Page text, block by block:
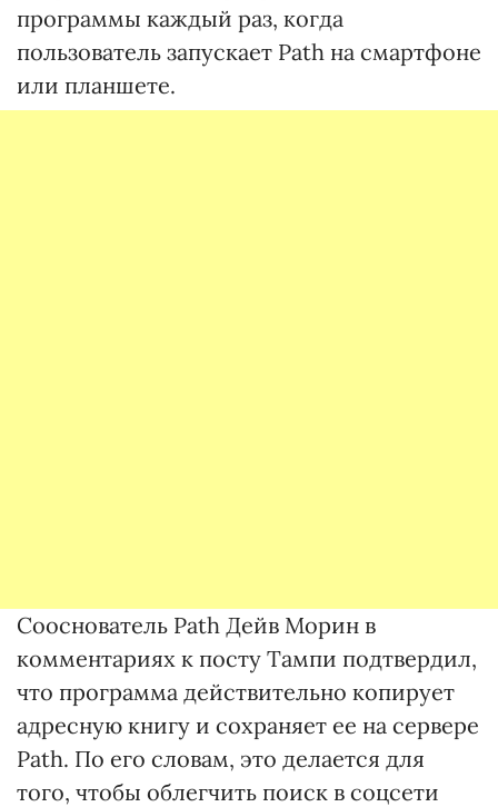
программы каждый раз, когда
пользователь запускает Path на смартфоне
или планшете.
Сооснователь Path Дейв Морин в
комментариях к посту Тампи подтвердил,
что программа действительно копирует
адресную книгу и сохраняет ее на сервере
Path. По его словам, это делается для
того, чтобы облегчить поиск в соцсети